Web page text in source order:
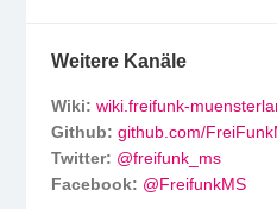
Weitere Kanäle
Wiki: wiki.freifunk-
Github: github.com/
Twitter: @freifunk_ms
Facebook: @FreifunkMS